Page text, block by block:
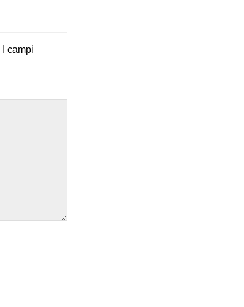
I campi